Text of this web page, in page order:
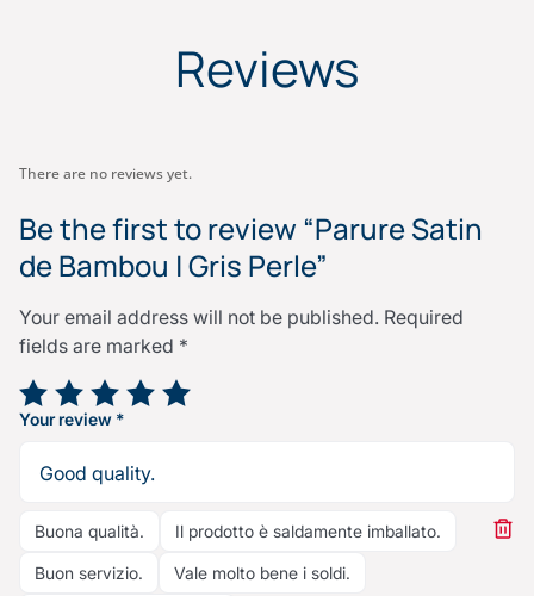
Reviews
There are no reviews yet.
Be the first to review “Parure Satin
de Bambou | Gris Perle”
Your email address will not be published. Required
fields are marked *
Your rating*
Your review *
Buona qualità. Il prodotto è saldamente imballato.
Buon servizio. Vale molto bene i soldi.